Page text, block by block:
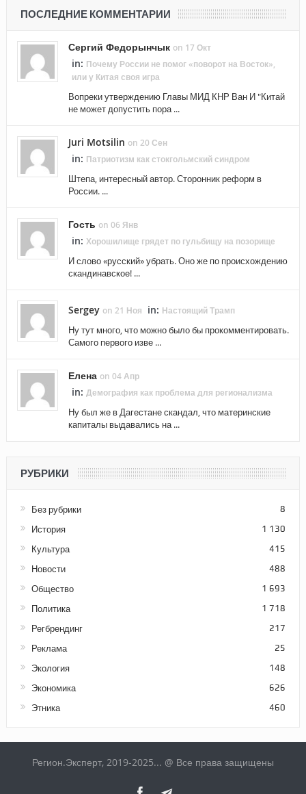
ПОСЛЕДНИЕ КОММЕНТАРИИ
Сергий Федорынчык on 17 Окт
in: Почему России не помог «поворот на Восток»,
или у Китая своя игра
Вопреки утверждению Главы МИД КНР Ван И "Китай
не может допустить пора ...
Juri Motsilin on 20 Сен
in: Патриотизм как стокгольмский синдром
Штепа, интересный автор. Сторонник реформ в
России. ...
Гость on 06 Янв
in: Хорошилище грядет по гульбищу на позорище
И слово «русский» убрать. Оно же по происхождению
скандинавское! ...
Sergey on 21 Ноя in: Настоящий Трамп
Ну тут много, что можно было бы прокомментировать.
Самого первого изве ...
Елена on 04 Апр
in: Демография как проблема для регионализма
Ну был же в Дагестане скандал, что материнские
капиталы выдавались на ...
РУБРИКИ
Без рубрики 8
История 1 130
Культура 415
Новости 488
Общество 1 693
Политика 1 718
Регбрендинг 217
Реклама 25
Экология 148
Экономика 626
Этника 460
Регион.Эксперт, 2019-2025... @ Все права защищены